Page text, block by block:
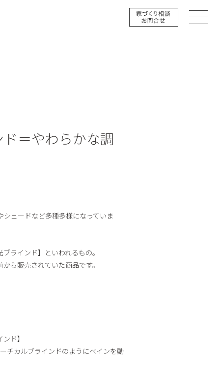
＝やわらかな調
ェードなど多種多様になっていま
ラインド】といわれるもの。
ら販売されていた商品です。
ド】
チカルブラインドのようにベインを動